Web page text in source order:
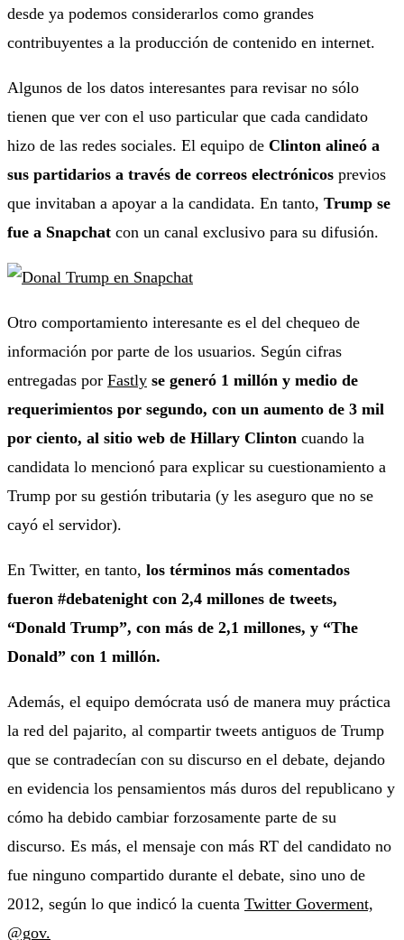
desde ya podemos considerarlos como grandes
contribuyentes a la producción de contenido en internet.
Algunos de los datos interesantes para revisar no sólo
tienen que ver con el uso particular que cada candidato
hizo de las redes sociales. El equipo de Clinton alineó a
sus partidarios a través de correos electrónicos previos
que invitaban a apoyar a la candidata. En tanto, Trump se
fue a Snapchat con un canal exclusivo para su difusión.
Otro comportamiento interesante es el del chequeo de
información por parte de los usuarios. Según cifras
entregadas por Fastly se generó 1 millón y medio de
requerimientos por segundo, con un aumento de 3 mil
por ciento, al sitio web de Hillary Clinton cuando la
candidata lo mencionó para explicar su cuestionamiento a
Trump por su gestión tributaria (y les aseguro que no se
cayó el servidor).
En Twitter, en tanto, los términos más comentados
fueron #debatenight con 2,4 millones de tweets,
“Donald Trump”, con más de 2,1 millones, y “The
Donald” con 1 millón.
Además, el equipo demócrata usó de manera muy práctica
la red del pajarito, al compartir tweets antiguos de Trump
que se contradecían con su discurso en el debate, dejando
en evidencia los pensamientos más duros del republicano y
cómo ha debido cambiar forzosamente parte de su
discurso. Es más, el mensaje con más RT del candidato no
fue ninguno compartido durante el debate, sino uno de
2012, según lo que indicó la cuenta Twitter Goverment,
@gov.